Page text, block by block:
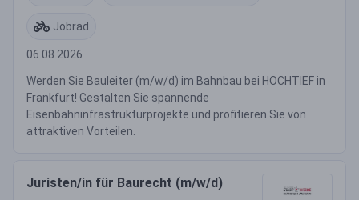
Jobrad
06.08.2026
Werden Sie Bauleiter (m/w/d) im Bahnbau bei HOCHTIEF in
Frankfurt! Gestalten Sie spannende
Eisenbahninfrastrukturprojekte und profitieren Sie von
attraktiven Vorteilen.
Juristen/in für Baurecht (m/w/d)